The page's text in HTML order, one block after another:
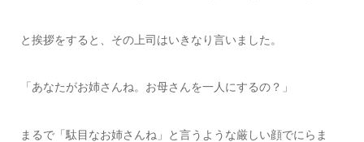
と挨拶をすると、その上司はいきなり言いました。
「あなたがお姉さんね。お母さんを一人にするの？」
まるで「駄目なお姉さんね」と言うような厳しい顔でにらま